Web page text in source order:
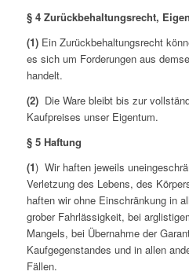
§ 4 Zurückbehaltungsrecht,
(1)Ein Zurückbehaltungsrecht
es sich um Forderungen aus
handelt.
(2)Die Ware bleibt bis zur
Kaufpreises unser Eigentum.
§ 5 Haftung
(1) Wir haften jeweils
Verletzung des Lebens, des
haften wir ohne Einschränkung in
grober Fahrlässigkeit, bei
Mangels, bei Übernahme der
Kaufgegenstandes und in allen
Fällen.